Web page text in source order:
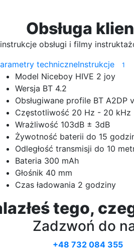
Obsługa
obsługi i filmy
techniczneInstrukcje 1
Model Niceboy HIVE 2 joy
Wersja BT 4.2
Obsługiwane profile BT A2DP
Częstotliwość 20 Hz - 20 kHz
Wrażliwość 103dB ± 3dB
Żywotność baterii do 15
Odległość transmisji do 10
Bateria 300 mAh
Głośnik 40 mm
Czas ładowania 2 godziny
tego,
Zadzwoń do
+48 732 084 355